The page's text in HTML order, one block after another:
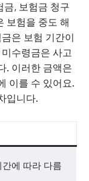
금, 보험금 청구
보험을 중도 해
은 보험 기간이
수령금은 사고
. 이러한 금액은
이를 수 있어요.
입니다.
간에 따라 다름